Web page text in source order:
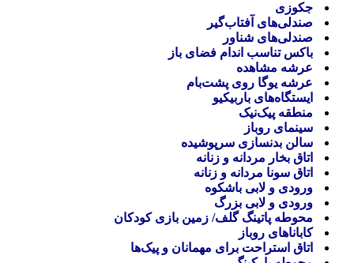
جکوزی
صندلی‌های آفتاب‌گیر
صندلی‌های شناور
باکس تناسب اندام فضای باز
عرشه مشاهده
عرشه یوگا روی پشت‌بام
ایستگاه‌های باربیکیو
منطقه پیک‌نیک
سینمای روباز
سالن بدنسازی سرپوشیده
اتاق بخار مردانه و زنانه
اتاق سونا مردانه و زنانه
ورودی و لابی باشکوه
ورودی و لابی بزرگ
محوطه پاتینگ گلف/ زمین بازی کودکان
کاباناهای روباز
اتاق استراحت برای مهمانان و پیک‌ها